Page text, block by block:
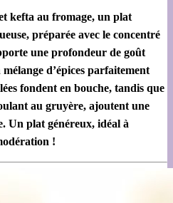
kefta au fromage, un plat
préparée avec le concentré
une profondeur de goût
d’épices parfaitement
fondent en bouche, tandis que
au gruyère, ajoutent une
Un plat généreux, idéal à
!